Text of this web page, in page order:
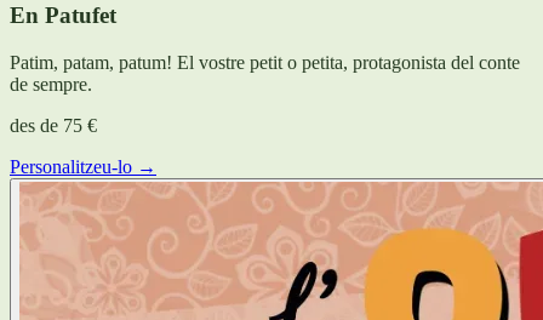
En Patufet
Patim, patam, patum! El vostre petit o petita, protagonista del conte
de sempre.
des de 75 €
Personalitzeu-lo →